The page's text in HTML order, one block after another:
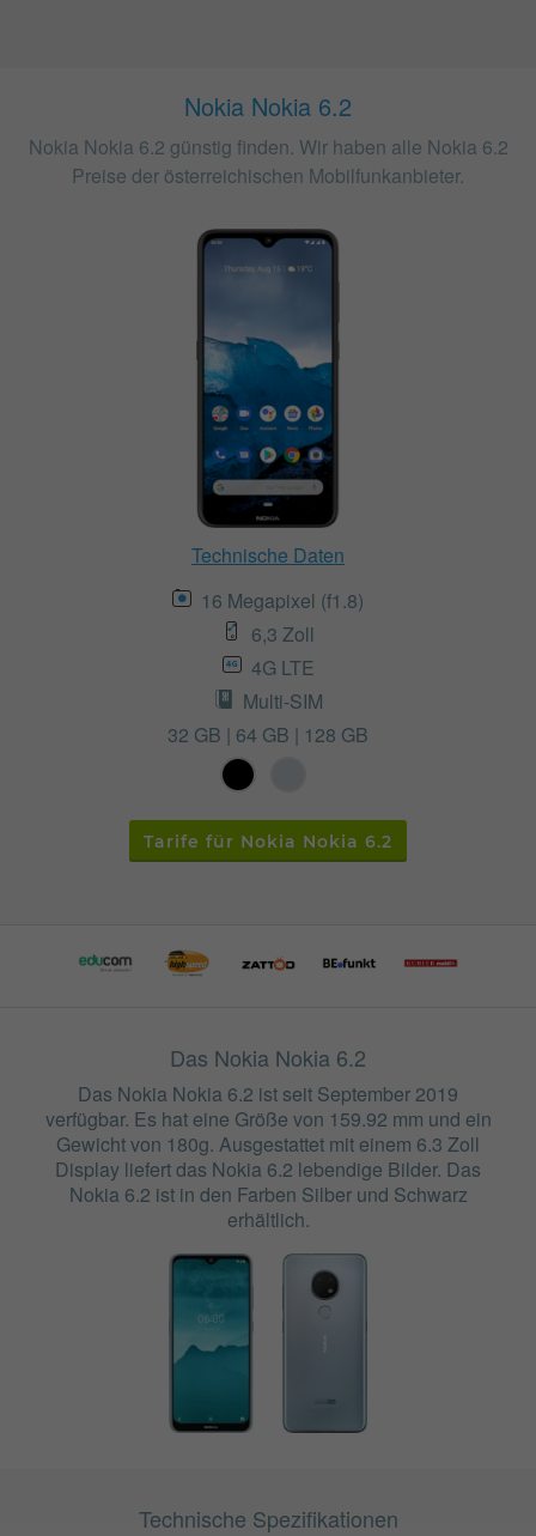
Nokia Nokia 6.2
Nokia Nokia 6.2 günstig finden. Wir haben alle Nokia 6.2
Preise der österreichischen Mobilfunkanbieter.
Technische Daten
16 Megapixel (f1.8)
6,3 Zoll
4G LTE
Multi-SIM
32 GB | 64 GB | 128 GB
Tarife für Nokia Nokia 6.2
Das Nokia Nokia 6.2
Das Nokia Nokia 6.2 ist seit September 2019
verfügbar. Es hat eine Größe von 159.92 mm und ein
Gewicht von 180g. Ausgestattet mit einem 6.3 Zoll
Display liefert das Nokia 6.2 lebendige Bilder. Das
Nokia 6.2 ist in den Farben Silber und Schwarz
erhältlich.
Technische Spezifikationen